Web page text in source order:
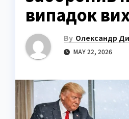
випадок
By Олександр
MAY 22, 2026